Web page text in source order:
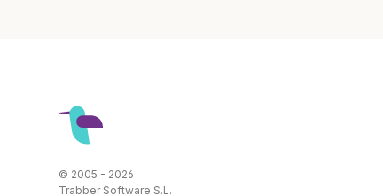
© 2005 - 2026
Trabber Software S.L.